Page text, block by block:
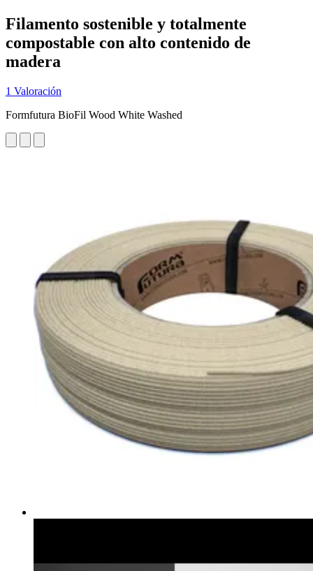
Filamento sostenible y totalmente
compostable con alto contenido de
madera
1 Valoración
Formfutura BioFil Wood White Washed